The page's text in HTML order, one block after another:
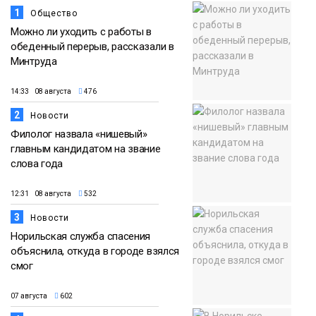
1 Общество
Можно ли уходить с работы в
обеденный перерыв, рассказали в
Минтруда
14:33 08 августа 476
2 Новости
Филолог назвала «нишевый»
главным кандидатом на звание
слова года
12:31 08 августа 532
3 Новости
Норильская служба спасения
объяснила, откуда в городе взялся
смог
07 августа 602